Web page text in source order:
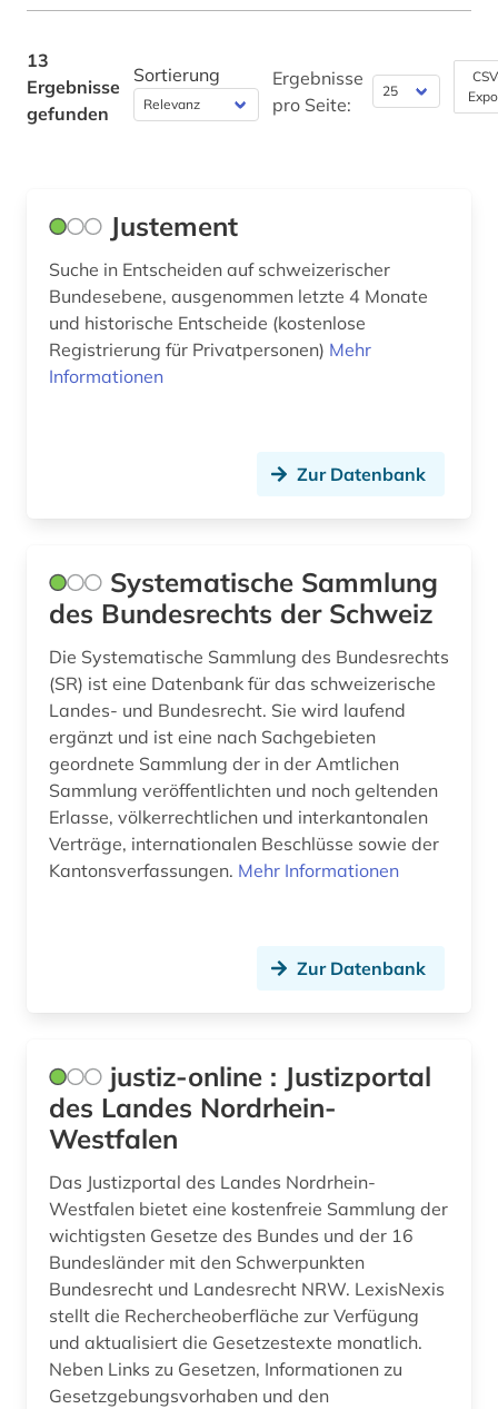
Wirtschaftswissenschaften (0)
13
Ergebnisse
gefunden
Sortierung
Ergebnisse
pro Seite:
Justement
Suche in Entscheiden auf schweizerischer
Bundesebene, ausgenommen letzte 4 Monate
und historische Entscheide (kostenlose
Registrierung für Privatpersonen) Mehr
Informationen
Zur Datenbank
Systematische Sammlung
des Bundesrechts der Schweiz
Die Systematische Sammlung des Bundesrechts
(SR) ist eine Datenbank für das schweizerische
Landes- und Bundesrecht. Sie wird laufend
ergänzt und ist eine nach Sachgebieten
geordnete Sammlung der in der Amtlichen
Sammlung veröffentlichten und noch geltenden
Erlasse, völkerrechtlichen und interkantonalen
Verträge, internationalen Beschlüsse sowie der
Kantonsverfassungen. Mehr Informationen
Zur Datenbank
justiz-online : Justizportal
des Landes Nordrhein-
Westfalen
Das Justizportal des Landes Nordrhein-
Westfalen bietet eine kostenfreie Sammlung der
wichtigsten Gesetze des Bundes und der 16
Bundesländer mit den Schwerpunkten
Bundesrecht und Landesrecht NRW. LexisNexis
stellt die Rechercheoberfläche zur Verfügung
und aktualisiert die Gesetzestexte monatlich.
Neben Links zu Gesetzen, Informationen zu
Gesetzgebungsvorhaben und den